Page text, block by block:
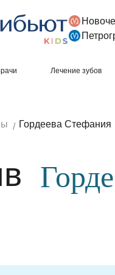
Лечение зубов
Гордеева Стефания